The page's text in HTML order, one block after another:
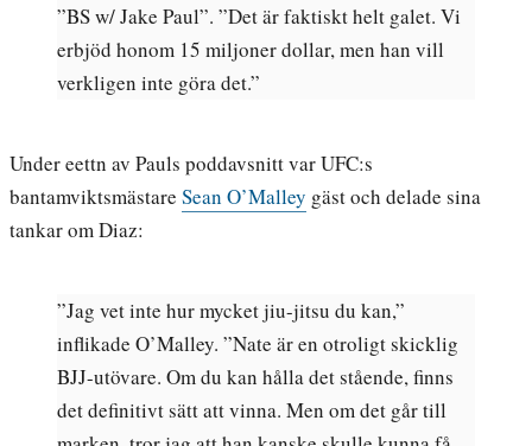
”BS w/ Jake Paul”. ”Det är faktiskt helt galet. Vi
erbjöd honom 15 miljoner dollar, men han vill
verkligen inte göra det.”
Under eettn av Pauls poddavsnitt var UFC:s
bantamviktsmästare Sean O’Malley gäst och delade sina
tankar om Diaz:
”Jag vet inte hur mycket jiu-jitsu du kan,”
inflikade O’Malley. ”Nate är en otroligt skicklig
BJJ-utövare. Om du kan hålla det stående, finns
det definitivt sätt att vinna. Men om det går till